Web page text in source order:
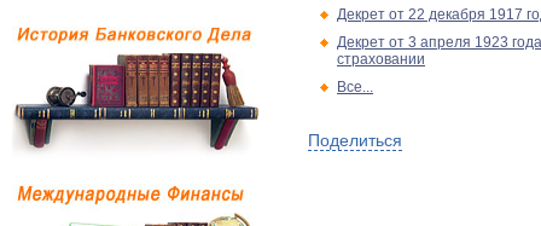
Декрет от 22 декабря 1917
Декрет от 3 апреля 1923
страховании
Все...
Поделиться